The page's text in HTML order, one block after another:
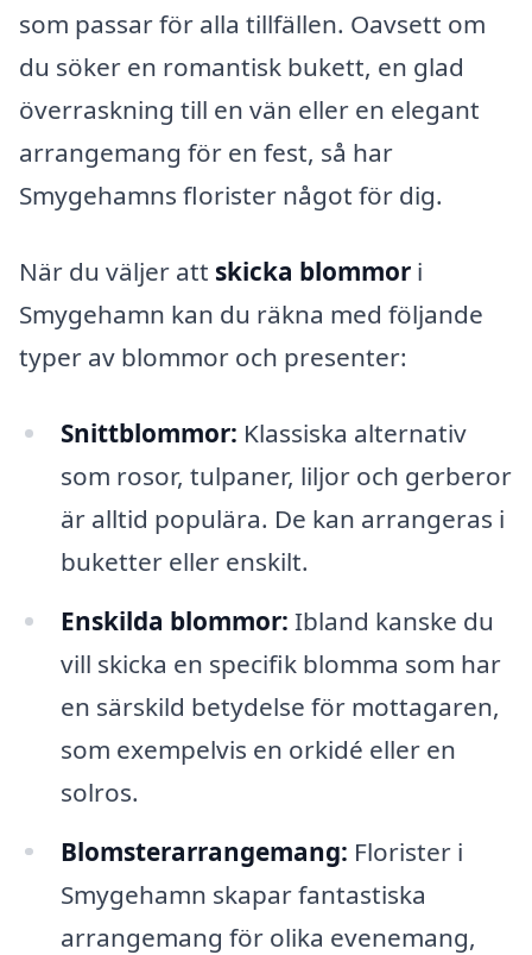
som passar för alla tillfällen. Oavsett om
du söker en romantisk bukett, en glad
överraskning till en vän eller en elegant
arrangemang för en fest, så har
Smygehamns florister något för dig.
När du väljer att skicka blommor i
Smygehamn kan du räkna med följande
typer av blommor och presenter:
Snittblommor: Klassiska alternativ
som rosor, tulpaner, liljor och gerberor
är alltid populära. De kan arrangeras i
buketter eller enskilt.
Enskilda blommor: Ibland kanske du
vill skicka en specifik blomma som har
en särskild betydelse för mottagaren,
som exempelvis en orkidé eller en
solros.
Blomsterarrangemang: Florister i
Smygehamn skapar fantastiska
arrangemang för olika evenemang,